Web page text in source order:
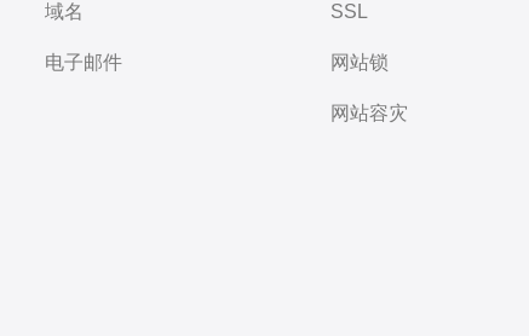
域名
电子邮件
SSL
网站锁
网站容灾